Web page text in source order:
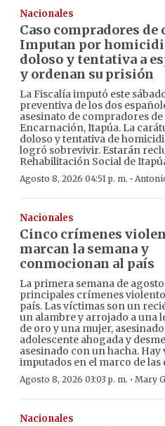
Nacionales
Caso compradores de
Imputan por
doloso y tentativa a
y ordenan su prisión
La Fiscalía imputó este
preventiva de los dos
asesinato de compradores
Encarnación, Itapúa. La
doloso y tentativa de
logró sobrevivir. Estarán
Rehabilitación Social de
Agosto 8, 2026 04:51 p. m. ·
Nacionales
Cinco crímenes
marcan la semana y
conmocionan al país
La primera semana de
principales crímenes
país. Las víctimas son un
un alambre y arrojado a una
de oro y una mujer,
adolescente ahogada y
asesinado con un hacha.
imputados en el marco de
Agosto 8, 2026 03:03 p. m. · Mary
Nacionales